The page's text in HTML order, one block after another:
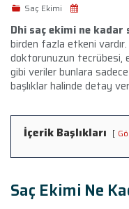
Saç Ekimi
Dhi saç ekimi ne kadar
birden fazla etkeni
doktorunuzun tecrübesi,
gibi veriler bunlara
başlıklar halinde detay
İçerik Başlıkları
Saç Ekimi Ne